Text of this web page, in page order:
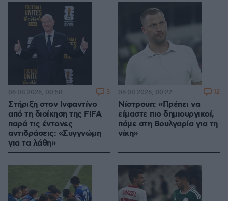
Στήριξη στον Ινφαντίνο
από τη διοίκηση της FIFA
παρά τις έντονες
αντιδράσεις: «Συγγνώμη
για τα λάθη»
06.08.2026, 00:58 3
Νίστρουπ: «Πρέπει να
είμαστε πιο δημιουργικοί,
πάμε στη Βουλγαρία για τη
νίκη»
06.08.2026, 00:22 12